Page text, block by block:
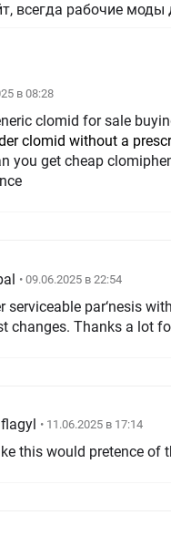
всегда рабочие
в 08:28
clomid for sale
clomid without a
you get cheap
• 09.06.2025 в 22:54
serviceable par‘nesis
changes. Thanks a lot
• 11.06.2025 в 17:14
this would pretence of